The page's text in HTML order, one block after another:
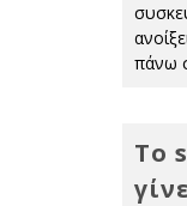
πάνω
Το